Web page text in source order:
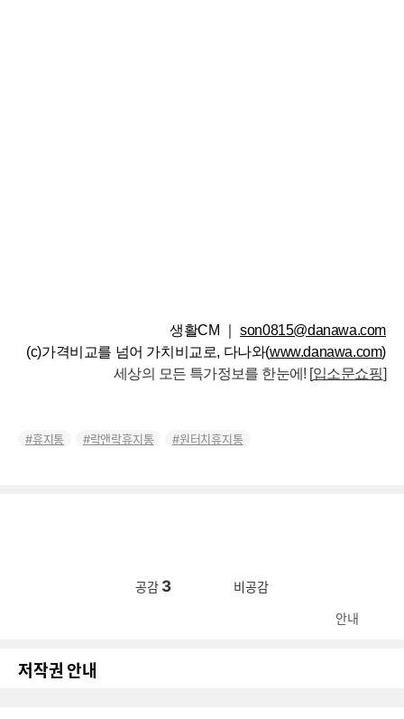
생활CM ｜son0815@danawa.com
(c)가격비교를 넘어 가치비교로, 다나와(www.danawa.com)
세상의 모든 특가정보를 한눈에! [입소문쇼핑]
휴지통 락앤락휴지통 원터치휴지통
공감 3 비공감
안내
저작권 안내